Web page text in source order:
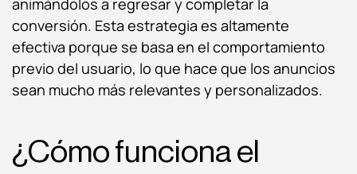
animándolos a regresar y completar la
conversión. Esta estrategia es altamente
efectiva porque se basa en el comportamiento
previo del usuario, lo que hace que los anuncios
sean mucho más relevantes y personalizados.
¿Cómo funciona el